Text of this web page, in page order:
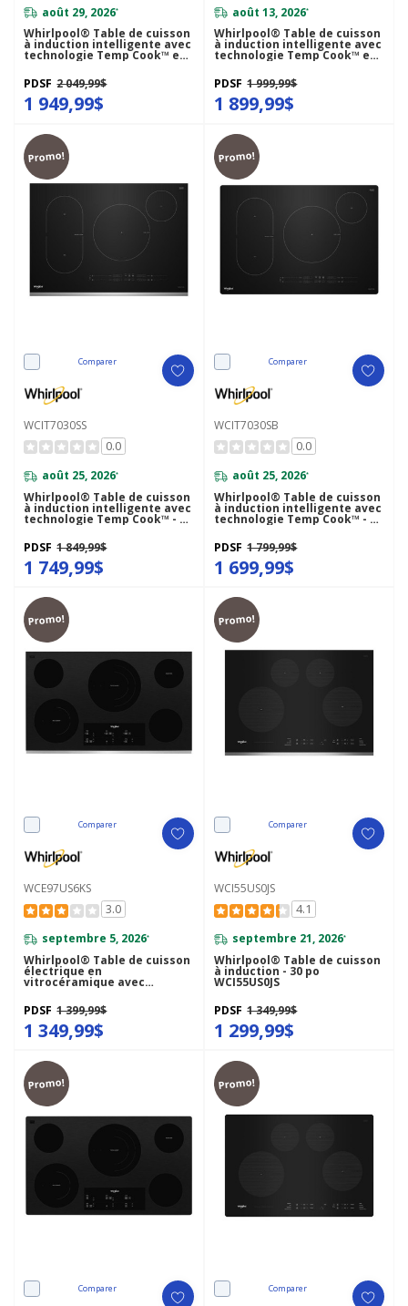
août 29, 2026*
Whirlpool® Table de cuisson
à induction intelligente avec
technologie Temp Cook™ et
revêtement WipeClean™ - 30
po WCIT7530SS
PDSF 2 049,99$
1 949,99$
août 13, 2026*
Whirlpool® Table de cuisson
à induction intelligente avec
technologie Temp Cook™ et
revêtement WipeClean™ - 30
po WCIT7530SB
PDSF 1 999,99$
1 899,99$
Promo!
Comparer
WCIT7030SS
0.0
août 25, 2026*
Whirlpool® Table de cuisson
à induction intelligente avec
technologie Temp Cook™ - 30
po WCIT7030SS
PDSF 1 849,99$
1 749,99$
Promo!
Comparer
WCIT7030SB
0.0
août 25, 2026*
Whirlpool® Table de cuisson
à induction intelligente avec
technologie Temp Cook™ - 30
po WCIT7030SB
PDSF 1 799,99$
1 699,99$
Promo!
Comparer
WCE97US6KS
3.0
septembre 5, 2026*
Whirlpool® Table de cuisson
électrique en
vitrocéramique avec
élément radiant triple - 36
po WCE97US6KS
PDSF 1 399,99$
1 349,99$
Promo!
Comparer
WCI55US0JS
4.1
septembre 21, 2026*
Whirlpool® Table de cuisson
à induction - 30 po
WCI55US0JS
PDSF 1 349,99$
1 299,99$
Promo!
Comparer
Promo!
Comparer